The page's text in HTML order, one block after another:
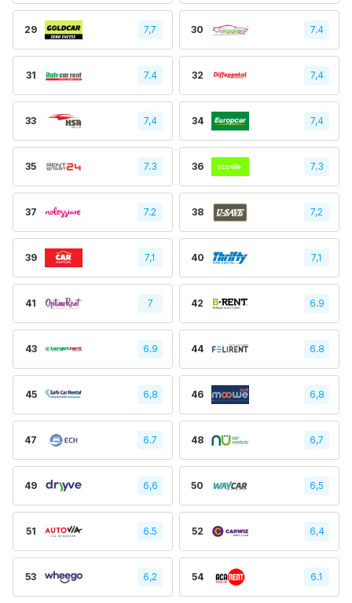
29 7,7 30 7.4
31 7.4 32 7,4
33 7,4 34 7,4
35 7.3 36 7.3
37 7.2 38 7,2
39 7,1 40 7,1
41 7 42 6.9
43 6.9 44 6.8
45 6,8 46 6,8
47 6.7 48 6,7
49 6,6 50 6,5
51 6.5 52 6,4
53 6,2 54 6.1